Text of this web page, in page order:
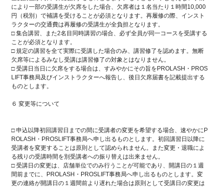
により一部の受講生が欠席をした場合、欠席者は１名当たり１時間10,000
円（税別）で補講を受けることが必須となります。再履修の際、インスト
ラクターの交通費は再履修の受講生が全負担となります。
□ 集合講習、また2名目同時講習の場合、必ず全員が同一コースを受講する
ことが必須となります。
□ 規定の講習を全て実際に受講した場合のみ、講習修了を認めます。無断
欠席等によるみなし受講は講習修了の対象とはなりません。
□ 受講日当日に欠席をする場合は、すみやかにその旨をPROLASH・PROS
LIFT事務局及びインストラクターへ報告し、後日欠席届書を記載提出する
ものとします。
６ 変更等について
□ 申込以降初回講習日までの間に受講者の変更を希望する場合、速やかにP
ROLASH・PROSLIFT事務局へ申し出るものとします。初回講習日以降に
受講者を変更することは原則として認められません。また変更・退職によ
る残りの受講時間を別受講者への振り替えは出来ません。
□ 受講日の変更は、店舗単位でのみ行うことが可能であり、開講日の１週
間前までに、PROLASH・PROSLIFT事務局へ申し出るものとします。変
更の連絡が開講日の１週間前より遅れた場合は原則として受講日の変更は